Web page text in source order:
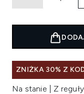
ZNIŻKA 30% Z
Na stanie | Z